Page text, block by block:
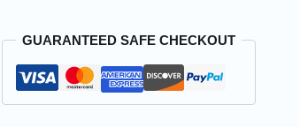
GUARANTEED SAFE CHECKOUT